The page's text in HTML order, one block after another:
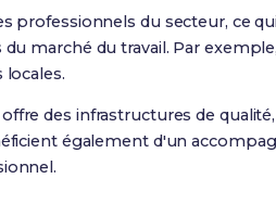
professionnels du secteur, ce
marché du travail. Par
des infrastructures de
également d'un